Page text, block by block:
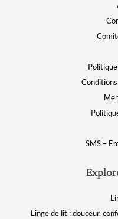
SMS –
Linge de lit : douceur,